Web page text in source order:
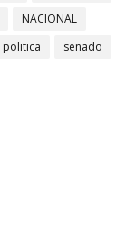
NACIONAL
politica senado